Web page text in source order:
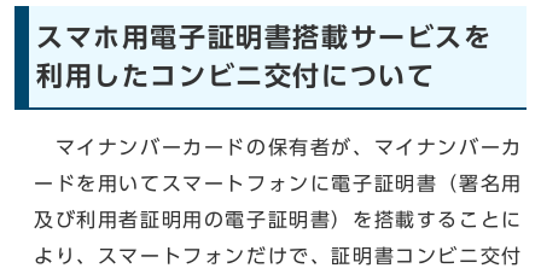
スマホ用電子証明書搭載サービスを
利用したコンビニ交付について
マイナンバーカードの保有者が、マイナンバーカ
ードを用いてスマートフォンに電子証明書（署名用
及び利用者証明用の電子証明書）を搭載することに
より、スマートフォンだけで、証明書コンビニ交付